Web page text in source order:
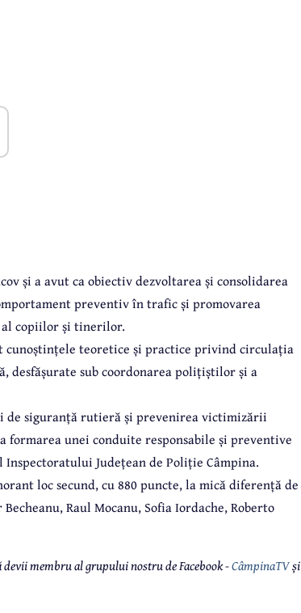
și a avut ca obiectiv dezvoltarea și consolidarea
preventiv în trafic și promovarea
copiilor și tinerilor.
teoretice și practice privind circulația
sub coordonarea polițiștilor și a
siguranță rutieră și prevenirea victimizării
unei conduite responsabile și preventive
Județean de Poliție Câmpina.
loc secund, cu 880 puncte, la mică diferență de
Raul Mocanu, Sofia Iordache, Roberto
membru al grupului nostru de Facebook -CâmpinaTVși